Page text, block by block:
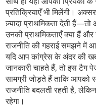
प्रतिक्रियाएँ भी मिलेंगी।
ज़्यादा प्राथमिकता देती
उनकी प्राथमिकताएँ क्या हैं
राजनीति की गहराई समझने में
यदि आप कांग्रेस के अंदर की
जानकारी चाहते हैं, तो इस टैग
सामग्री जोड़ते हैं ताकि आपको
राजनीति बदलती रहती है,
रहेगा।